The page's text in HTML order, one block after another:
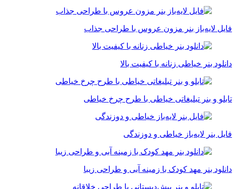
فایل لایه‌باز بنر مزون عروس با طراحی جذاب
دانلود بنر خیاطی زنانه با کیفیت بالا
تابلو و بنر تبلیغاتی خیاطی با طرح چرخ خیاطی
فایل بنر لایه‌باز خیاطی و دوزندگی
دانلود بنر مهد کودک با زمینه آبی و طراحی زیبا